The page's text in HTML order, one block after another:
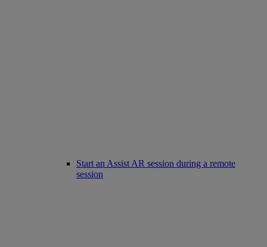
Start an Assist AR session during a remote
session